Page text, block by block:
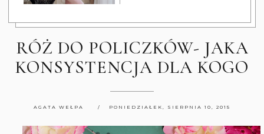
RÓŻ DO POLICZKÓW- JAKA
KONSYSTENCJA DLA KOGO
AGATA WEŁPA PONIEDZIAŁEK, SIERPNIA 10, 2015